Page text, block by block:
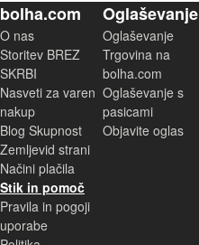
bolha.com
O nas
Storitev BREZ
SKRBI
Nasveti za varen
nakup
Blog Skupnost
Zemljevid strani
Načini plačila
Stik in pomoč
Pravila in pogoji
uporabe
Oglaševanje
Oglaševanje
Trgovina na
bolha.com
Oglaševanje s
pasicami
Objavite oglas